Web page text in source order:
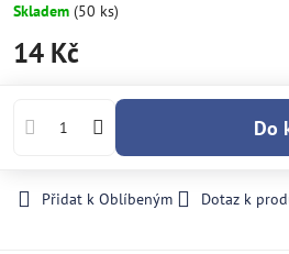
Skladem (50 ks)
14 Kč
Přidat k Oblíbeným Dotaz k